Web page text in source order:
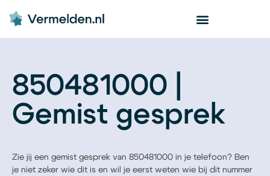
850481000 |
Gemist gesprek
Zie jij een gemist gesprek van 850481000 in je telefoon? Ben
je niet zeker wie dit is en wil je eerst weten wie bij dit nummer